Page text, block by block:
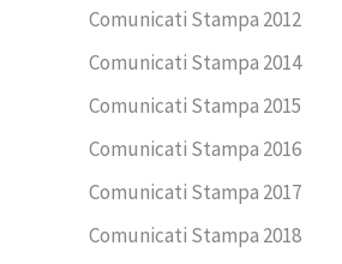
Comunicati Stampa 2012
Comunicati Stampa 2014
Comunicati Stampa 2015
Comunicati Stampa 2016
Comunicati Stampa 2017
Comunicati Stampa 2018